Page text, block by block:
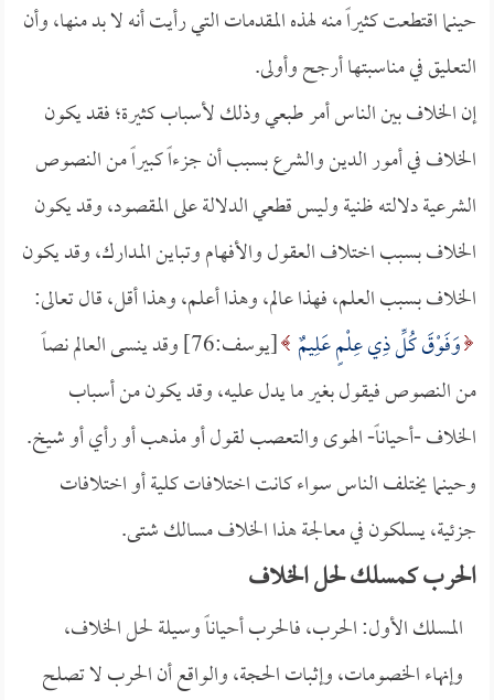
حينما اقتطعت كثيراً منه لهذه المقدمات التي رأيت أنه لا بد منها، وأن
التعليق في مناسبتها أرجح وأولى.
إن الخلاف بين الناس أمر طبعي وذلك لأسباب كثيرة؛ فقد يكون
الخلاف في أمور الدين والشرع بسبب أن جزءاً كبيراً من النصوص
الشرعية دلالته ظنية وليس قطعي الدلالة على المقصود، وقد يكون
الخلاف بسبب اختلاف العقول والأفهام وتباين المدارك، وقد يكون
الخلاف بسبب العلم، فهذا عالم، وهذا أعلم، وهذا أقل، قال تعالى:
وَفَوْقَ كُلِّ ذِي عِلْمٍ عَلِيمٌ
[يوسف:76] وقد ينسى العالم نصاً
من النصوص فيقول بغير ما يدل عليه، وقد يكون من أسباب
الخلاف -أحياناً- الهوى والتعصب لقول أو مذهب أو رأي أو شيخ.
وحينما يختلف الناس سواء كانت اختلافات كلية أو اختلافات
جزئية، يسلكون في معالجة هذا الخلاف مسالك شتى.
الحرب كمسلك لحل الخلاف
المسلك الأول: الحرب، فالحرب أحياناً وسيلة لحل الخلاف،
وإنهاء الخصومات، وإثبات الحجة، والواقع أن الحرب لا تصلح